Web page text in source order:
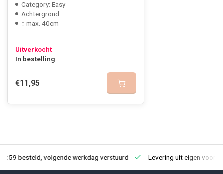
Category: Easy
Achtergrond
↕ max. 40cm
Uitverkocht
In bestelling
€11,95
besteld, volgende werkdag verstuurd Levering uit eigen